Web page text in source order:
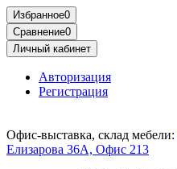
Избранное0
Сравнение0
Личный кабинет
Авторизация
Регистрация
Офис-выставка, склад мебели:
Елизарова 36А, Офис 213